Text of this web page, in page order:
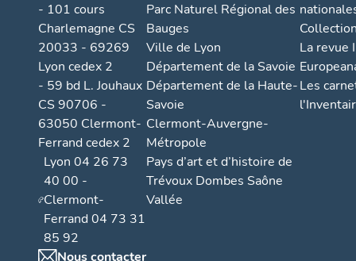
- 101 cours
Charlemagne CS
20033 - 69269
Lyon cedex 2
- 59 bd L. Jouhaux
CS 90706 -
63050 Clermont-
Ferrand cedex 2
Lyon 04 26 73
40 00 -
Clermont-
Ferrand 04 73 31
85 92
Nous contacter
Parc Naturel Régional des
Bauges
Ville de Lyon
Département de la Savoie
Département de la Haute-
Savoie
Clermont-Auvergne-
Métropole
Pays d’art et d’histoire de
Trévoux Dombes Saône
Vallée
La revue
Les